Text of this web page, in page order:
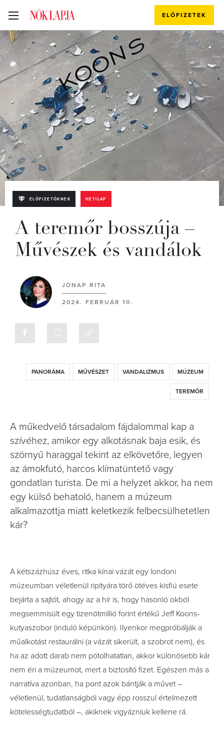
ELŐFIZETEK
ELŐFIZETŐKNEK HETILAP
A teremőr bosszúja –
Művészek és vandálok
JÓNAP RITA
2024. FEBRUÁR 10.
PANORÁMA MŰVÉSZET VANDALIZMUS MÚZEUM
TEREMŐR
A műkedvelő társadalom fájdalommal kap a
szívéhez, amikor egy alkotásnak baja esik, és
szörnyű haraggal tekint az elkövetőre, legyen
az ámokfutó, harcos klímatüntető vagy
gondatlan turista. De mi a helyzet akkor, ha nem
egy külső behatoló, hanem a múzeum
alkalmazottja miatt keletkezik felbecsülhetetlen
kár?
A kétszázhúsz éves, ritka kínai vázát egy londoni
múzeumban véletlenül ripityára törő ötéves kisfiú esete
bejárta a sajtót, ahogy az a hír is, hogy hasonló okból
megsemmisült egy tizenötmillió forint értékű Jeff Koons-
kutyaszobor (induló képünkön). Ilyenkor megpróbálják a
műalkotást restaurálni (a vázát sikerült, a szobrot nem), és
ha az adott darab nem pótolhatatlan, akkor különösebb kár
nem éri a múzeumot, mert a biztosító fizet. Egészen más a
narratíva azonban, ha pont azok bántják a művet –
véletlenül, tudatlanságból vagy épp rosszul értelmezett
kötelességtudatból –, akiknek vigyázniuk kellene rá.